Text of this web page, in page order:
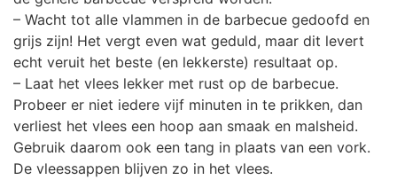
– Wacht tot alle vlammen in de barbecue gedoofd en
grijs zijn! Het vergt even wat geduld, maar dit levert
echt veruit het beste (en lekkerste) resultaat op.
– Laat het vlees lekker met rust op de barbecue.
Probeer er niet iedere vijf minuten in te prikken, dan
verliest het vlees een hoop aan smaak en malsheid.
Gebruik daarom ook een tang in plaats van een vork.
De vleessappen blijven zo in het vlees.